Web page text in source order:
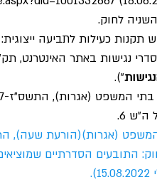
״).
ה״ש 6.
(אגרות)(הורעת שעה),
התובעים הסדרתיים